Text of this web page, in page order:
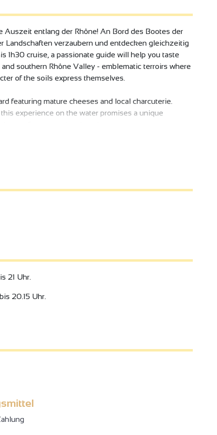
entlang der Rhône! An Bord des Bootes der
Landschaften verzaubern und entdecken gleichzeitig
1h30 cruise, a passionate guide will help you taste
southern Rhône Valley - emblematic terroirs where
of the soils express themselves.
featuring mature cheeses and local charcuterie.
experience on the water promises a unique
21 Uhr.
20.15 Uhr.